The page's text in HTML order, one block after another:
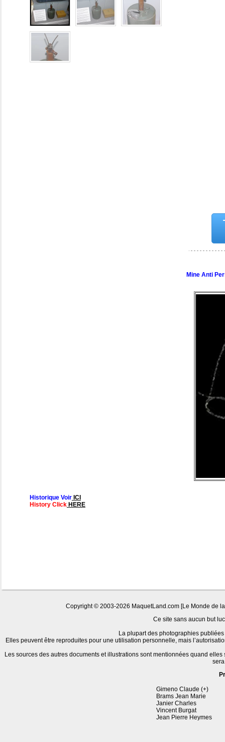
Mine Anti
Historique Voir ICI
History Click HERE
Copyright © 2003-2026 MaquetLand.com [Le Monde de
Ce site sans aucun but
La plupart des photographies
Elles peuvent être reproduites pour une utilisation personnelle, mais
Les sources des autres documents et illustrations sont mentionnées quand
Gimeno Claude (+)
Brams Jean Marie
Janier Charles
Vincent Burgat
Jean Pierre Heymes